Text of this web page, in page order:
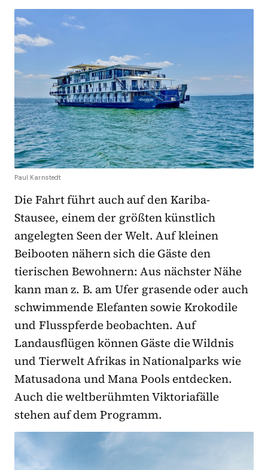
Paul Karnstedt
Die Fahrt führt auch auf den Kariba-
Stausee, einem der größten künstlich
angelegten Seen der Welt. Auf kleinen
Beibooten nähern sich die Gäste den
tierischen Bewohnern: Aus nächster Nähe
kann man z. B. am Ufer grasende oder auch
schwimmende Elefanten sowie Krokodile
und Flusspferde beobachten. Auf
Landausflügen können Gäste die Wildnis
und Tierwelt Afrikas in Nationalparks wie
Matusadona und Mana Pools entdecken.
Auch die weltberühmten Viktoriafälle
stehen auf dem Programm.